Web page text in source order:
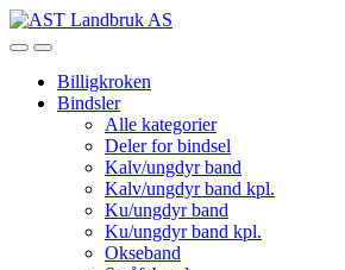
Skip
to
Skip
to
OpenClose
Billigkroken
Bindsler
Alle kategorier
Deler for bindsel
Kalv/ungdyr band
Kalv/ungdyr band kpl.
Ku/ungdyr band
Ku/ungdyr band kpl.
Okseband